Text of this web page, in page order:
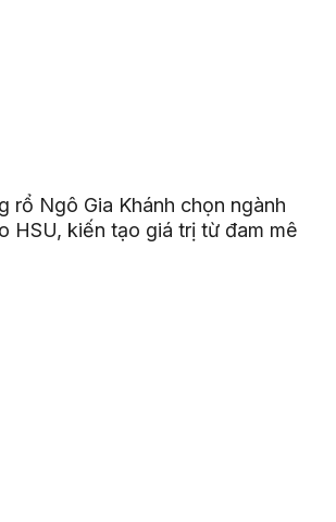
rổ Ngô Gia Khánh chọn ngành
HSU, kiến tạo giá trị từ đam mê